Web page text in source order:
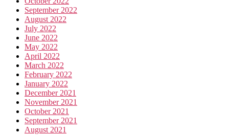
September 2022
August 2022
July 2022
June 2022
May 2022
April 2022
March 2022
February 2022
January 2022
December 2021
November 2021
October 2021
September 2021
August 2021